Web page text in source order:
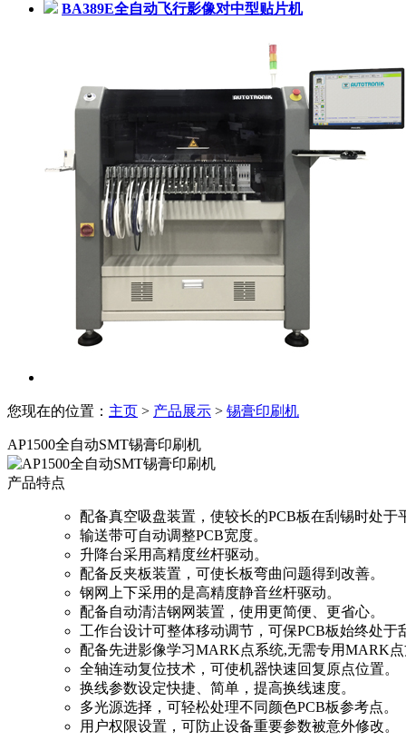
BA389E全自动飞行影像对中型贴片机
您现在的位置： 主页 > 产品展示 > 锡膏印刷机
AP1500全自动SMT锡膏印刷机
产品特点
配备真空吸盘装置，使较长的PCB板在刮锡时处于
输送带可自动调整PCB宽度。
升降台采用高精度丝杆驱动。
配备反夹板装置，可使长板弯曲问题得到改善。
钢网上下采用的是高精度静音丝杆驱动。
配备自动清洁钢网装置，使用更简便、更省心。
工作台设计可整体移动调节，可保PCB板始终处于
配备先进影像学习MARK点系统,无需专用MARK
全轴连动复位技术，可使机器快速回复原点位置。
换线参数设定快捷、简单，提高换线速度。
多光源选择，可轻松处理不同颜色PCB板参考点。
用户权限设置，可防止设备重要参数被意外修改。